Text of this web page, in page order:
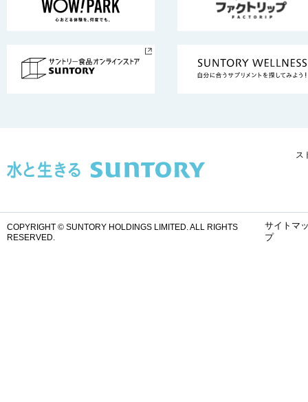
ス
COPYRIGHT © SUNTORY HOLDINGS LIMITED.ALL RIGHTS
RESERVED.
サイトマ
プ